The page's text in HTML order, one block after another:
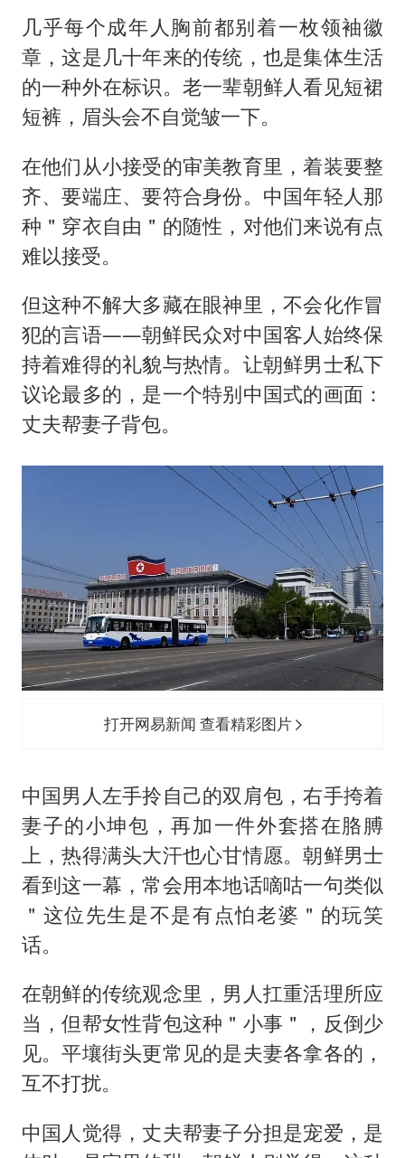
几乎每个成年人胸前都别着一枚领袖徽
章，这是几十年来的传统，也是集体生活
的一种外在标识。老一辈朝鲜人看见短裙
短裤，眉头会不自觉皱一下。
在他们从小接受的审美教育里，着装要整
齐、要端庄、要符合身份。中国年轻人那
种＂穿衣自由＂的随性，对他们来说有点
难以接受。
但这种不解大多藏在眼神里，不会化作冒
犯的言语——朝鲜民众对中国客人始终保
持着难得的礼貌与热情。让朝鲜男士私下
议论最多的，是一个特别中国式的画面：
丈夫帮妻子背包。
打开网易新闻 查看精彩图片
中国男人左手拎自己的双肩包，右手挎着
妻子的小坤包，再加一件外套搭在胳膊
上，热得满头大汗也心甘情愿。朝鲜男士
看到这一幕，常会用本地话嘀咕一句类似
＂这位先生是不是有点怕老婆＂的玩笑
话。
在朝鲜的传统观念里，男人扛重活理所应
当，但帮女性背包这种＂小事＂，反倒少
见。平壤街头更常见的是夫妻各拿各的，
互不打扰。
中国人觉得，丈夫帮妻子分担是宠爱，是